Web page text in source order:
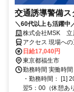
交通誘導警備ス
＼60代以上も活躍中
で警備員デビューを
OK！】勤務3日前迄
たのライフスタイル
代幅広く活躍していま
株式会社MSK 立
アクセス 現場へ
日給17,040円
東京都福生市
勤務時間 実働時
・勤務時間： [1]
翌5：00（休憩あ